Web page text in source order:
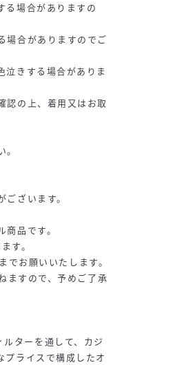
る場合がありますの
場合がありますのでご
きする場合がありま
認の上、着用又はお取
ざいます。
品です。
す。
お願いいたします。
ますので、予めご了承
ターを通して、カジ
プライスで構成したオ